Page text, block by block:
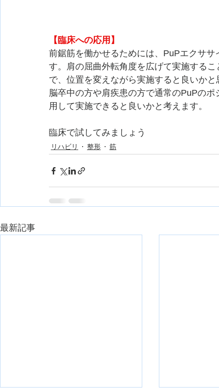
【臨床への応用】
前鋸筋を働かせるためには、PuPエクサ
す。肩の屈曲外転角度を広げて実施する
で、位置を変えながら実施すると良いかと
脳卒中の方や肩疾患の方で通常のPuPの
用して実施できると良いかと考えます。
臨床で試してみましょう
リハビリ 整形 筋
最新記事